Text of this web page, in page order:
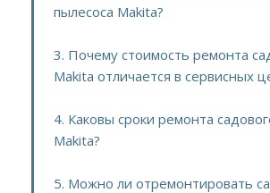
пылесоса Makita?
3. Почему стоимость ремонта
Makita отличается в сервисных
4. Каковы сроки ремонта
Makita?
5. Можно ли отремонтировать